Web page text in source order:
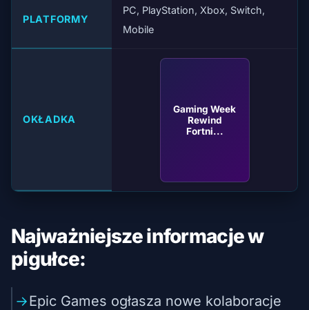
PLATFORMY
PC, PlayStation, Xbox, Switch,
Mobile
OKŁADKA
Gaming Week
Rewind
Fortni...
Najważniejsze informacje w
pigułce:
Epic Games ogłasza nowe kolaboracje